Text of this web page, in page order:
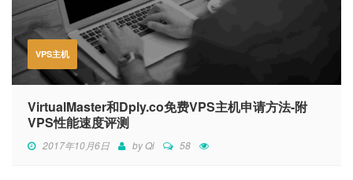
VPS主机
VirtualMaster和Dply.co免费VPS主机申请方法-附
VPS性能速度评测
2017年10月6日 byQi 58